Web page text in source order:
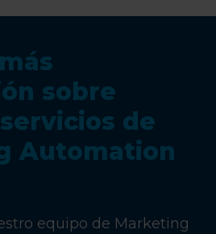
sobre
de
Automation
equipo de Marketing